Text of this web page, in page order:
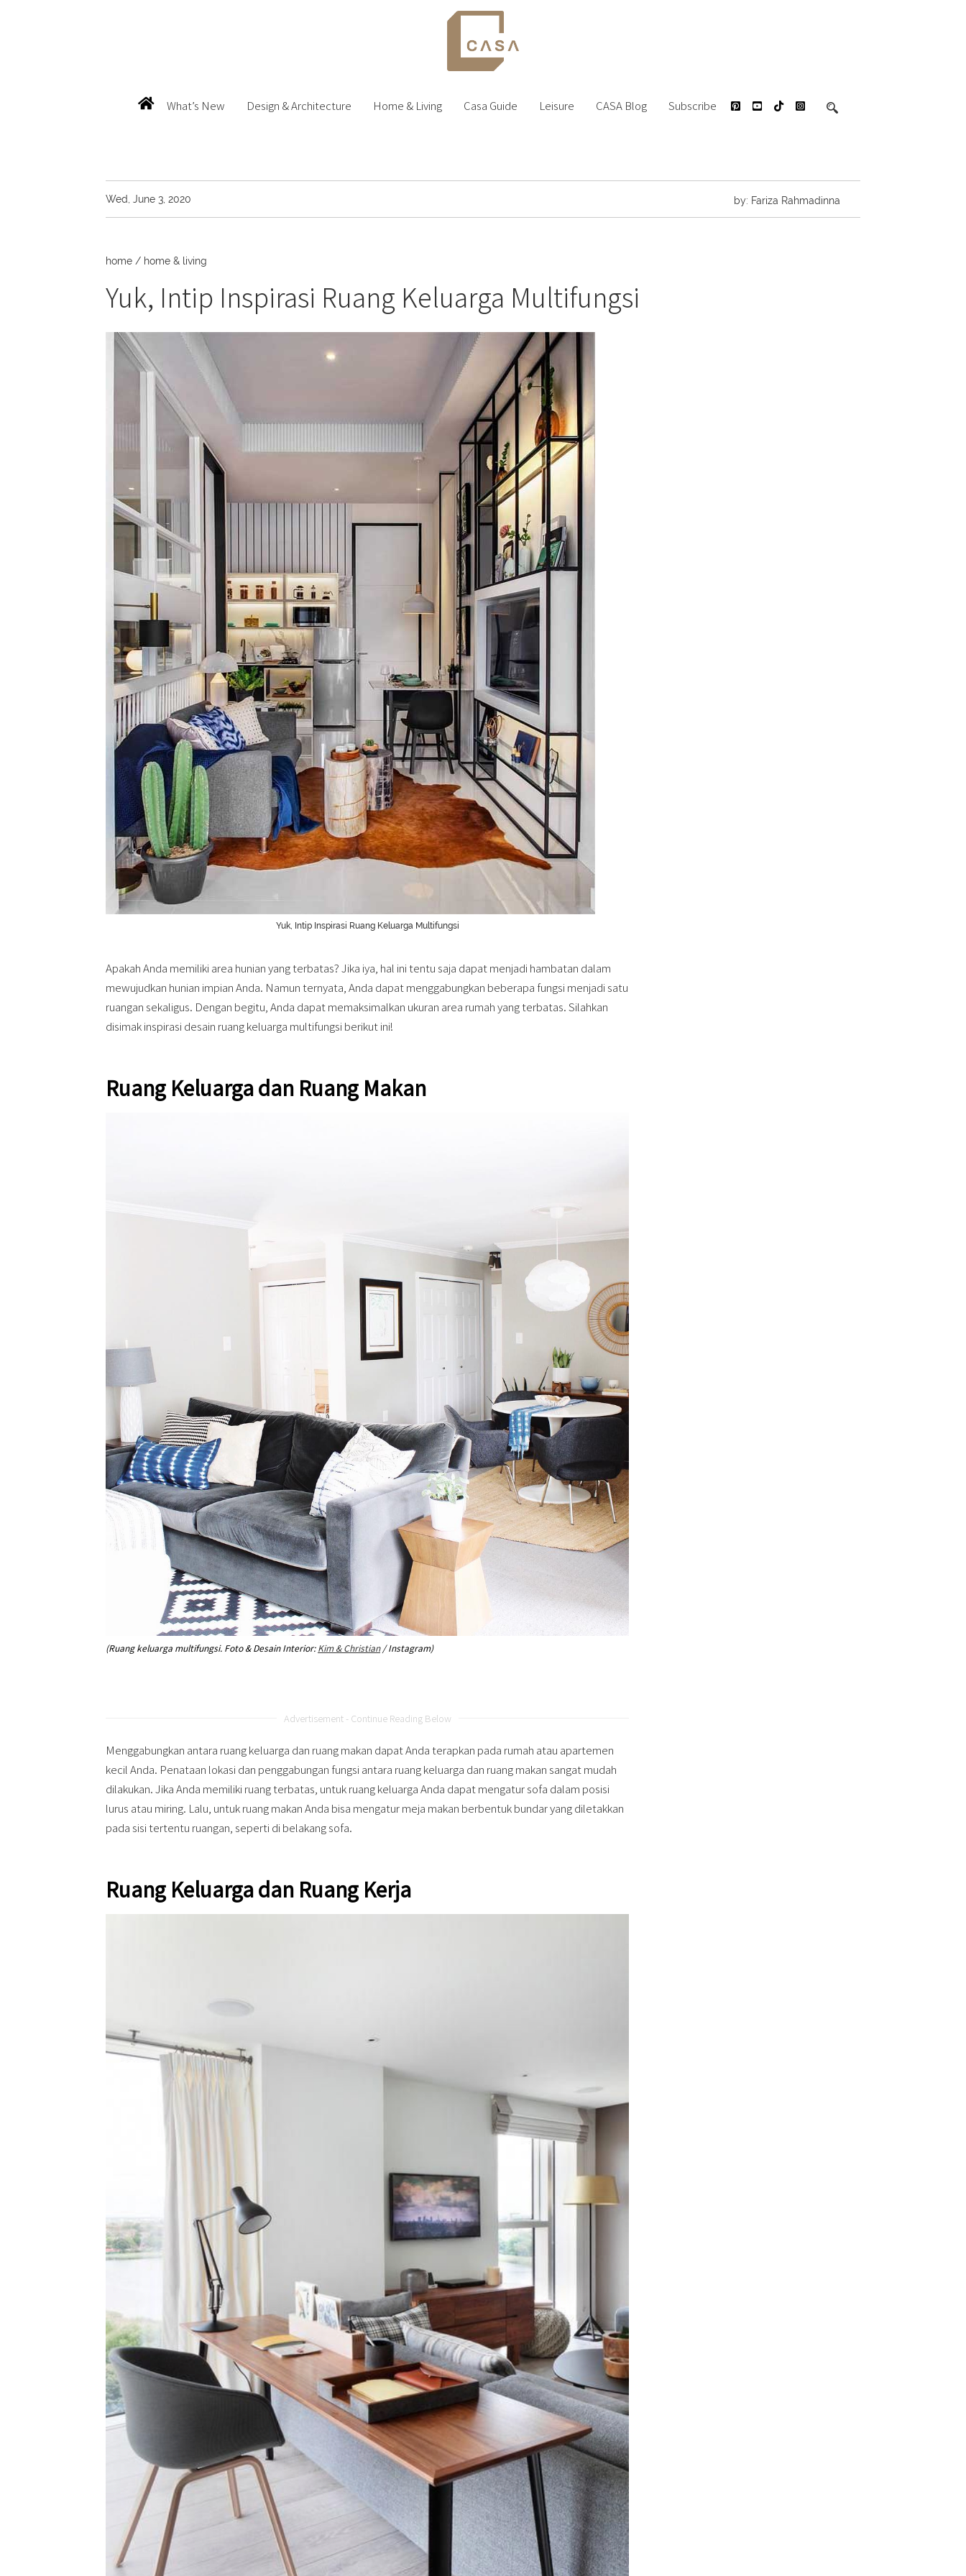
What’s New Design & Architecture Home & Living Casa Guide Leisure CASA Blog Subscribe
Wed, June 3, 2020 by: Fariza Rahmadinna
home / home & living
Yuk, Intip Inspirasi Ruang Keluarga Multifungsi
Yuk, Intip Inspirasi Ruang Keluarga Multifungsi
Apakah Anda memiliki area hunian yang terbatas? Jika iya, hal ini tentu saja dapat menjadi hambatan dalam
mewujudkan hunian impian Anda. Namun ternyata, Anda dapat menggabungkan beberapa fungsi menjadi satu
ruangan sekaligus. Dengan begitu, Anda dapat memaksimalkan ukuran area rumah yang terbatas. Silahkan
disimak inspirasi desain ruang keluarga multifungsi berikut ini!
Ruang Keluarga dan Ruang Makan
(Ruang keluarga multifungsi. Foto & Desain Interior:Kim & Christian/ Instagram)
Advertisement - Continue Reading Below
Menggabungkan antara ruang keluarga dan ruang makan dapat Anda terapkan pada rumah atau apartemen
kecil Anda. Penataan lokasi dan penggabungan fungsi antara ruang keluarga dan ruang makan sangat mudah
dilakukan. Jika Anda memiliki ruang terbatas, untuk ruang keluarga Anda dapat mengatur sofa dalam posisi
lurus atau miring. Lalu, untuk ruang makan Anda bisa mengatur meja makan berbentuk bundar yang diletakkan
pada sisi tertentu ruangan, seperti di belakang sofa.
Ruang Keluarga dan Ruang Kerja